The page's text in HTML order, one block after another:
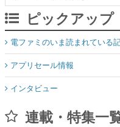
ピックアップ
電ファミのいま読まれている
アプリセール情報
インタビュー
連載・特集一